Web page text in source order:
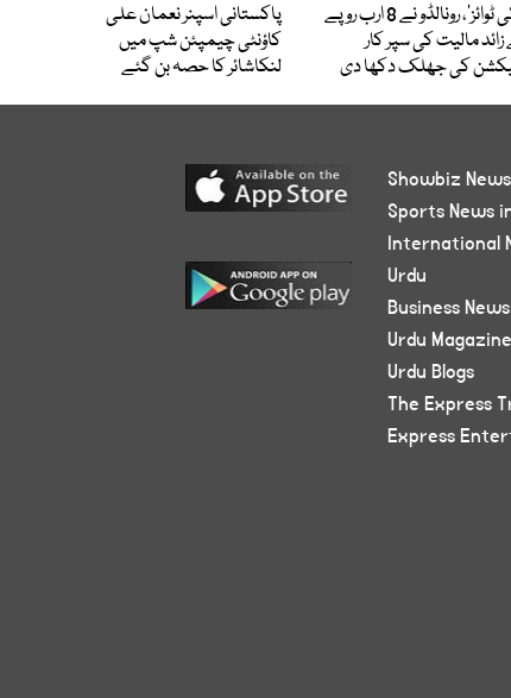
’مائی ٹوائز‘، رونالڈو نے 8 ارب روپے
مالیت کی سپر کار
کی جھلک دکھا دی
پاکستانی اسپنر نعمان علی
کاؤنٹی چیمپئن شپ میں
لنکاشائر کا حصہ بن گئے
Showbiz
Sports News
International
Urdu
Business
Urdu Magazine
Urdu Blogs
The Express
Express